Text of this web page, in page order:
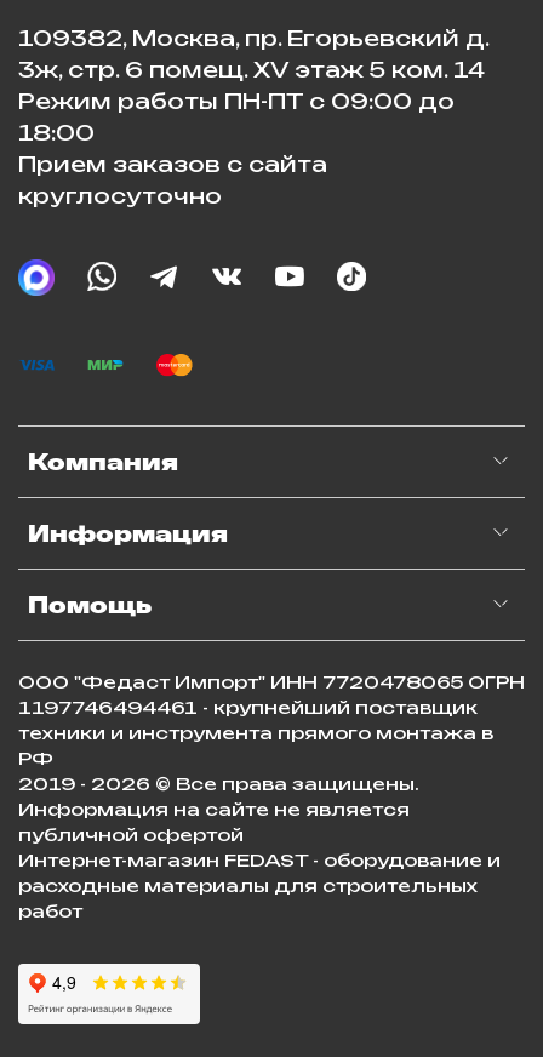
Компания
Информация
Помощь
109382, Москва, пр. Егорьевский д.
3ж, стр. 6 помещ. XV этаж 5 ком. 14
Режим работы ПН-ПТ с 09:00 до
18:00
Прием заказов с сайта
круглосуточно
ООО "Федаст Импорт" ИНН 7720478065 ОГРН
1197746494461 - крупнейший поставщик
техники и инструмента прямого монтажа в
РФ
2019 - 2026 © Все права защищены.
Информация на сайте не является
публичной офертой
Интернет-магазин FEDAST - оборудование и
расходные материалы для строительных
работ